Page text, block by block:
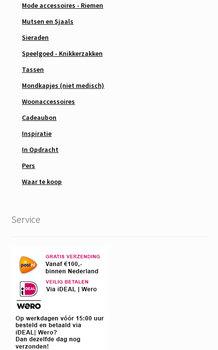
Mode accessoires - Riemen
Mutsen en Sjaals
Sieraden
Speelgoed - Knikkerzakken
Tassen
Mondkapjes (niet medisch)
Woonaccessoires
Cadeaubon
Inspiratie
In Opdracht
Pers
Waar te koop
Service